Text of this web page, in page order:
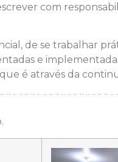
escrever com
de se trabalhar
e
é através da